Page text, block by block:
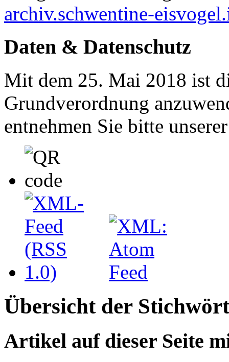
archiv.schwentine-
Daten & Datenschutz
Mit dem 25. Mai 2018 ist
Grundverordnung
entnehmen Sie bitte
Übersicht der
Artikel auf dieser Seite